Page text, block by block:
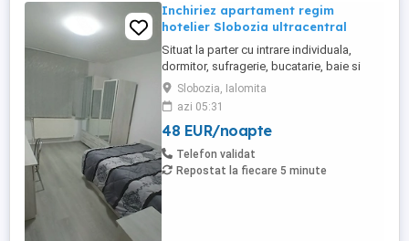
Inchiriez apartament regim
hotelier Slobozia ultracentral
Situat la parter cu intrare individuala,
dormitor, sufragerie, bucatarie, baie si
gradina amenajata. Renovat si ultra dotat
cu mobila si electrocasnice noi. Zona
linistita si curata cu acces la toate
facilitatile in perimetru apropiat. Intrarea
se face prin usa proprie la parter separata
de scara blocului ...
Slobozia, Ialomita
azi 05:31
48 EUR/noapte
Telefon validat
Repostat la fiecare 5 minute